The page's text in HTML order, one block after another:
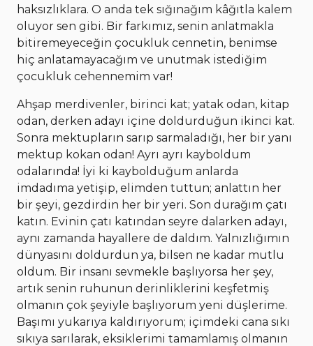
haksızlıklara. O anda tek sığınağım kâğıtla kalem
oluyor sen gibi. Bir farkımız, senin anlatmakla
bitiremeyeceğin çocukluk cennetin, benimse
hiç anlatamayacağım ve unutmak istediğim
çocukluk cehennemim var!
Ahşap merdivenler, birinci kat; yatak odan, kitap
odan, derken adayı içine doldurduğun ikinci kat.
Sonra mektupların sarıp sarmaladığı, her bir yanı
mektup kokan odan! Ayrı ayrı kayboldum
odalarında! İyi ki kaybolduğum anlarda
imdadıma yetişip, elimden tuttun; anlattın her
bir şeyi, gezdirdin her bir yeri. Son durağım çatı
katın. Evinin çatı katından seyre dalarken adayı,
aynı zamanda hayallere de daldım. Yalnızlığımın
dünyasını doldurdun ya, bilsen ne kadar mutlu
oldum. Bir insanı sevmekle başlıyorsa her şey,
artık senin ruhunun derinliklerini keşfetmiş
olmanın çok şeyiyle başlıyorum yeni düşlerime.
Başımı yukarıya kaldırıyorum; içimdeki cana sıkı
sıkıya sarılarak, eksiklerimi tamamlamış olmanın